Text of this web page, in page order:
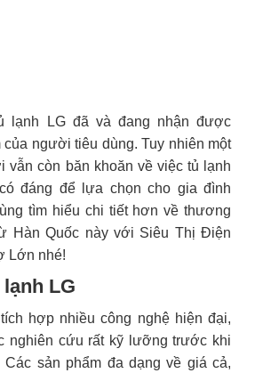
lạnh LG đã và đang nhận được
người tiêu dùng. Tuy nhiên một
vẫn còn băn khoăn về việc tủ lạnh
đáng để lựa chọn cho gia đình
tìm hiểu chi tiết hơn về thương
Hàn Quốc này với Siêu Thị Điện
Lớn nhé!
LG
hợp nhiều công nghệ hiện đại,
nghiên cứu rất kỹ lưỡng trước khi
sản phẩm đa dạng về giá cả,